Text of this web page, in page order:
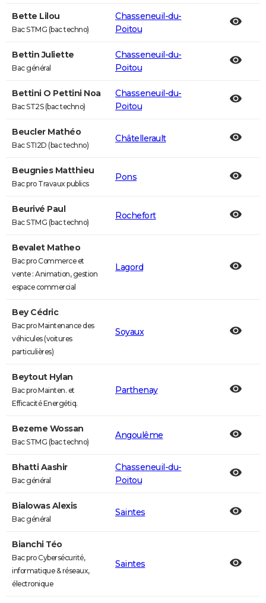
Bette Lilou
Bac STMG (bac techno)
Chasseneuil-du-
Poitou
Bettin Juliette
Bac général
Chasseneuil-du-
Poitou
Bettini O Pettini Noa
Bac ST2S (bac techno)
Chasseneuil-du-
Poitou
Beucler Mathéo
Bac STI2D (bac techno)
Châtellerault
Beugnies Matthieu
Bac pro Travaux publics
Pons
Beurivé Paul
Bac STMG (bac techno)
Rochefort
Bevalet Matheo
Bac pro Commerce et
vente : Animation, gestion
espace commercial
Lagord
Bey Cédric
Bac pro Maintenance des
véhicules (voitures
particulières)
Soyaux
Beytout Hylan
Bac pro Mainten. et
Efficacité Energétiq.
Parthenay
Bezeme Wossan
Bac STMG (bac techno)
Angoulême
Bhatti Aashir
Bac général
Chasseneuil-du-
Poitou
Bialowas Alexis
Bac général
Saintes
Bianchi Téo
Bac pro Cybersécurité,
informatique & réseaux,
électronique
Saintes